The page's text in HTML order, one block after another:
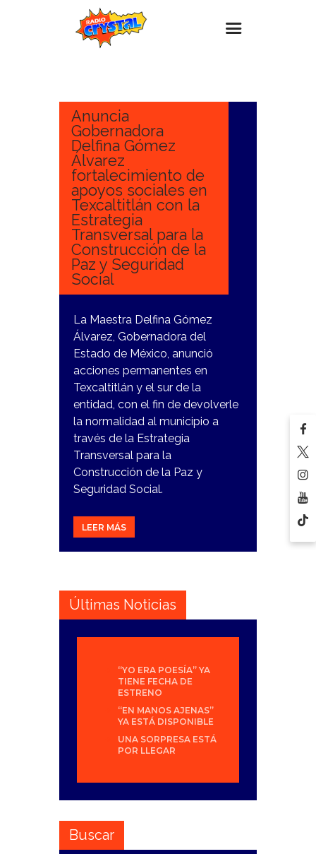
Estaciones
Eventos
Promociones
Noticias
Para ti
Contacto
Anuncia
Gobernadora
Delfina Gómez
Álvarez
fortalecimiento de
apoyos sociales en
Texcaltitlán con la
Estrategia
Transversal para la
Construcción de la
Paz y Seguridad
Social
La Maestra Delfina Gómez
Álvarez, Gobernadora del
Estado de México, anunció
acciones permanentes en
Texcaltitlán y el sur de la
entidad, con el fin de devolverle
la normalidad al municipio a
través de la Estrategia
Transversal para la
Construcción de la Paz y
Seguridad Social.
LEER MÁS
Últimas Noticias
“YO ERA POESÍA” YA
TIENE FECHA DE
ESTRENO
“EN MANOS AJENAS”
YA ESTÁ DISPONIBLE
UNA SORPRESA ESTÁ
POR LLEGAR
Buscar